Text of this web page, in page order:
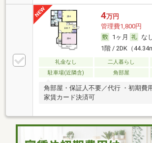
4万円
管理費1,800円
1ヶ月
な
1階 / 2DK（
礼金なし 二人暮らし
駐車場(近隣含)
角部屋
角部屋・保証人不要／代行 ・初期費
家賃カード決済可